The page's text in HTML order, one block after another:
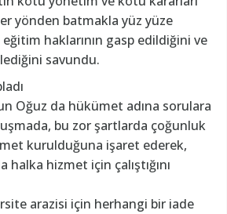
yönden batmakla yüz yüze
eğitim haklarının gasp edildiğini ve
savundu.
Oğuz da hükümet adına sorulara
bu zor şartlarda çoğunluk
kurulduğuna işaret ederek,
halka hizmet için çalıştığını
arazisi için herhangi bir iade